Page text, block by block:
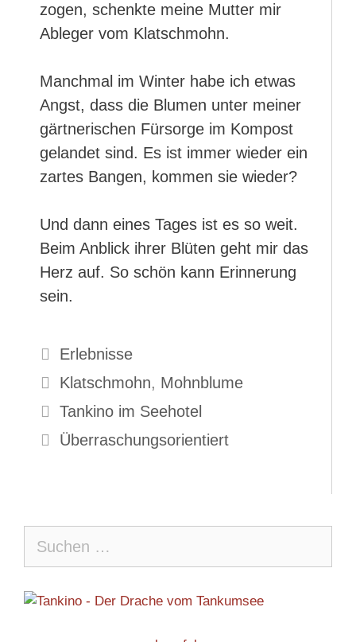
zogen, schenkte meine Mutter mir
Ableger vom Klatschmohn.
Manchmal im Winter habe ich etwas
Angst, dass die Blumen unter meiner
gärtnerischen Fürsorge im Kompost
gelandet sind. Es ist immer wieder ein
zartes Bangen, kommen sie wieder?
Und dann eines Tages ist es so weit.
Beim Anblick ihrer Blüten geht mir das
Herz auf. So schön kann Erinnerung
sein.
Kategorien
Erlebnisse
Schlagwörter
Klatschmohn, Mohnblume
Tankino im Seehotel
Überraschungsorientiert
nach: